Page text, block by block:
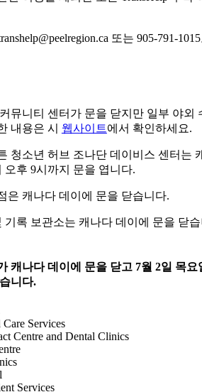
또는 905-791-
뮤니티 센터가 문을 닫지만 일부 야외
내용은 시 웹사이트에서 확인하세요.
청소년 허브 조나단 데이비스 센터는
후 9시까지 문을 엽니다.
은 캐나다 데이에 문을 닫습니다.
기록 보관소는 캐나다 데이에 문을 닫
캐나다 데이에 문을 닫고 7월 2일 목요
니다.
Services
Centre and Dental Clinics
Services